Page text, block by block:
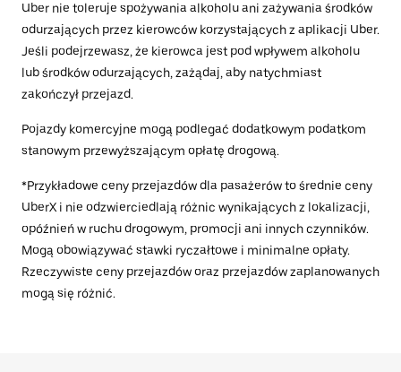
Uber nie toleruje spożywania alkoholu ani zażywania środków
odurzających przez kierowców korzystających z aplikacji Uber.
Jeśli podejrzewasz, że kierowca jest pod wpływem alkoholu
lub środków odurzających, zażądaj, aby natychmiast
zakończył przejazd.
Pojazdy komercyjne mogą podlegać dodatkowym podatkom
stanowym przewyższającym opłatę drogową.
*Przykładowe ceny przejazdów dla pasażerów to średnie ceny
UberX i nie odzwierciedlają różnic wynikających z lokalizacji,
opóźnień w ruchu drogowym, promocji ani innych czynników.
Mogą obowiązywać stawki ryczałtowe i minimalne opłaty.
Rzeczywiste ceny przejazdów oraz przejazdów zaplanowanych
mogą się różnić.